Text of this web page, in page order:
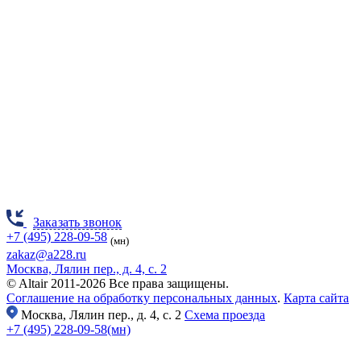
Заказать звонок
+7 (495) 228-09-58 (мн)
zakaz@a228.ru
Москва, Лялин пер., д. 4, с. 2
© Altair 2011-2026 Все права защищены.
Соглашение на обработку персональных данных. Карта сайта
Москва, Лялин пер., д. 4, с. 2 Схема проезда
+7 (495) 228-09-58(мн)